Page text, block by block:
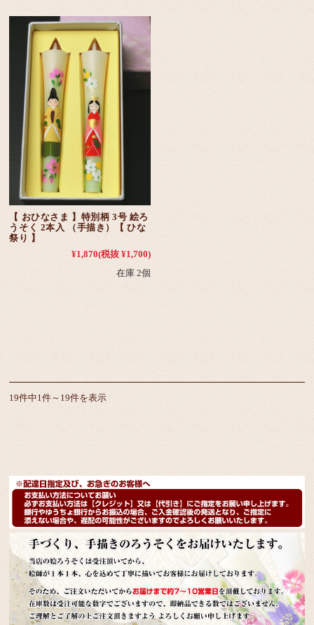
【 おひなさま 】特別柄 3号 絵ろ
うそく 2本入 （手描き）【 ひな
祭り 】
¥1,870(税抜 ¥1,700)
在庫 2個
19件中1件～19件を表示